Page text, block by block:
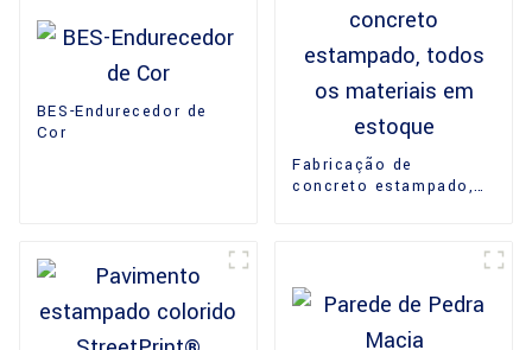
BES-Endurecedor de
Cor
Fabricação de
concreto estampado,